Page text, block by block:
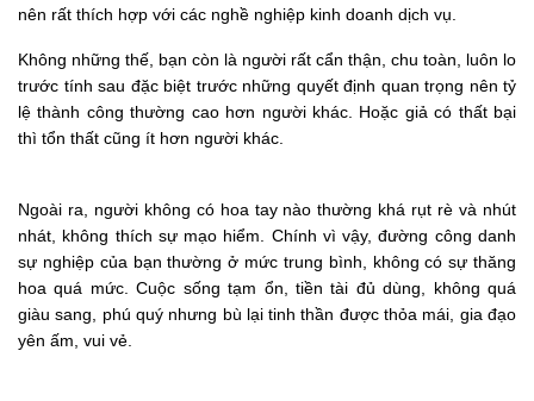
nên rất thích hợp với các nghề nghiệp kinh doanh dịch vụ.
Không những thế, bạn còn là người rất cẩn thận, chu toàn, luôn lo
trước tính sau đặc biệt trước những quyết định quan trọng nên tỷ
lệ thành công thường cao hơn người khác. Hoặc giả có thất bại
thì tổn thất cũng ít hơn người khác.
Ngoài ra, người không có hoa tay nào thường khá rụt rè và nhút
nhát, không thích sự mạo hiểm. Chính vì vậy, đường công danh
sự nghiệp của bạn thường ở mức trung bình, không có sự thăng
hoa quá mức. Cuộc sống tạm ổn, tiền tài đủ dùng, không quá
giàu sang, phú quý nhưng bù lại tinh thần được thỏa mái, gia đạo
yên ấm, vui vẻ.